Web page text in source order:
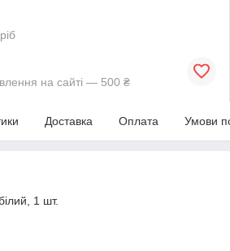
на сайті — 500 ₴
Доставка Оплата Умови
1 шт.